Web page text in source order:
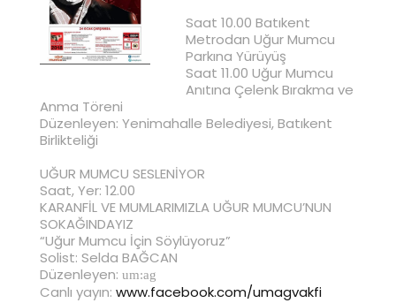
Saat 10.00 Batıkent
Metrodan Uğur Mumcu
Parkına Yürüyüş
Saat 11.00 Uğur Mumcu
Anıtına Çelenk Bırakma ve
Anma Töreni
Düzenleyen: Yenimahalle Belediyesi, Batıkent
Birlikteliği
UĞUR MUMCU SESLENİYOR
Saat, Yer: 12.00
KARANFİL VE MUMLARIMIZLA UĞUR MUMCU’NUN
SOKAĞINDAYIZ
“Uğur Mumcu İçin Söylüyoruz”
Solist: Selda BAĞCAN
Düzenleyen: um:ag
Canlı yayın: www.facebook.com/umagvakfi